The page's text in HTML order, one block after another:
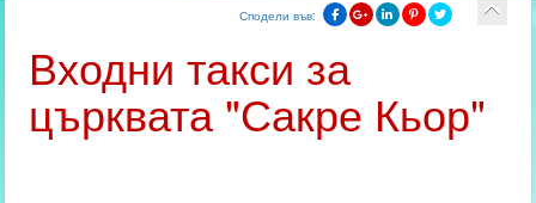
Сподели във:
Входни такси за
църквата "Сакре Кьор"